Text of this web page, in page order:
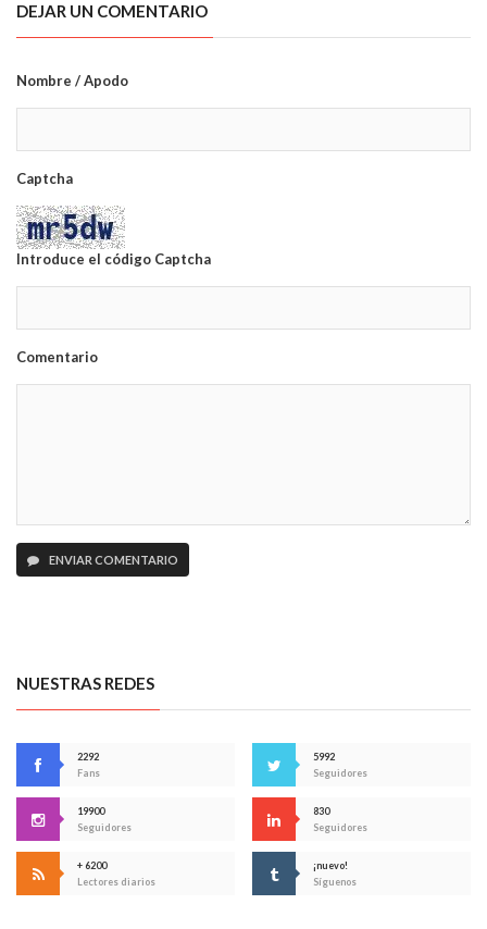
DEJAR UN COMENTARIO
Nombre / Apodo
Captcha
Introduce el código Captcha
Comentario
ENVIAR COMENTARIO
NUESTRAS REDES
2292
Fans
5992
Seguidores
19900
Seguidores
830
Seguidores
+ 6200
Lectores diarios
¡nuevo!
Síguenos